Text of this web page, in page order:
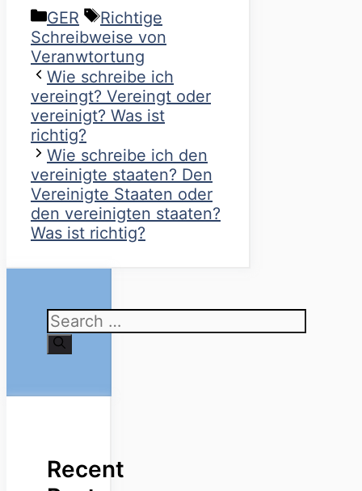
Categories
GER Tags
Richtige
Schreibweise von
Veranwtortung
Wie schreibe ich
vereingt? Vereingt oder
vereinigt? Was ist
richtig?
Wie schreibe ich den
vereinigte staaten? Den
Vereinigte Staaten oder
den vereinigten staaten?
Was ist richtig?
Search
for:
Recent